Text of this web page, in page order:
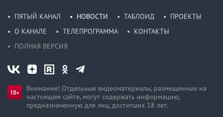
ПЯТЫЙ КАНАЛ НОВОСТИ ТАБЛОИД
ПРОЕКТЫ
О КАНАЛЕ
ТЕЛЕПРОГРАММА
КОНТАКТЫ
ПОЛНАЯ ВЕРСИЯ
Внимание! Отдельные видеоматериалы, размещенные на
настоящем сайте, могут содержать информацию,
предназначен­ную для лиц, достигших 18 лет.